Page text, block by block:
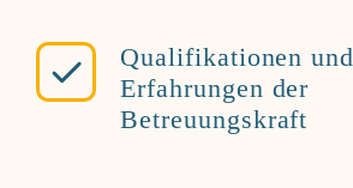
Qualifikationen und
Erfahrungen der
Betreuungskraft